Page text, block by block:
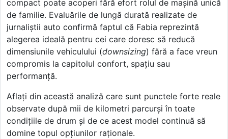
compact poate acoperi fără efort rolul de mașină unică
de familie. Evaluările de lungă durată realizate de
jurnaliștii auto confirmă faptul că Fabia reprezintă
alegerea ideală pentru cei care doresc să reducă
dimensiunile vehiculului (downsizing) fără a face vreun
compromis la capitolul confort, spațiu sau
performanță.
Aflați din această analiză care sunt punctele forte reale
observate după mii de kilometri parcurși în toate
condițiile de drum și de ce acest model continuă să
domine topul opțiunilor raționale.